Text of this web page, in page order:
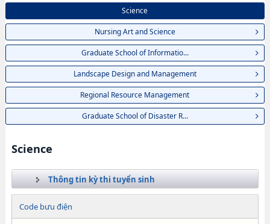
Science
Nursing Art and Science
Graduate School of Informatio...
Landscape Design and Management
Regional Resource Management
Graduate School of Disaster R...
Science
Thông tin kỳ thi tuyển sinh
Code bưu điện